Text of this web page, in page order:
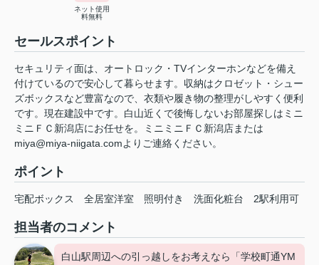
ネット使用
料無料
セールスポイント
セキュリティ面は、オートロック・TVインターホンなどを備え
付けているので安心して暮らせます。収納はクロゼット・シュー
ズボックスなど豊富なので、衣類や履き物の整理がしやすく便利
です。現在建設中です。白山近くで後悔しないお部屋探しはミニ
ミニＦＣ新潟店にお任せを。ミニミニＦＣ新潟店または
miya@miya-niigata.comよりご連絡ください。
ポイント
宅配ボックス 全居室洋室 照明付き 洗面化粧台 2駅利用可
担当者のコメント
白山駅周辺への引っ越しをお考えなら「学校町通YM